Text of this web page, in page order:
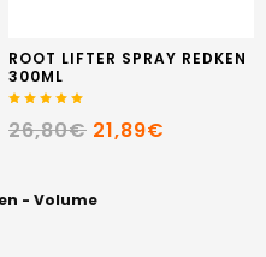
ROOT LIFTER SPRAY REDKEN
300ML
26,80€ 21,89€
- Volume